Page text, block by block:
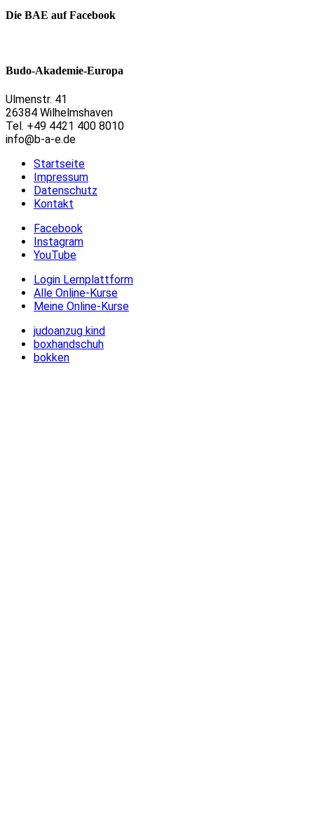
Die BAE auf Facebook
Budo-Akademie-Europa
Ulmenstr. 41
26384 Wilhelmshaven
Tel. +49 4421 400 8010
info@b-a-e.de
Startseite
Impressum
Datenschutz
Kontakt
Facebook
Instagram
YouTube
Login Lernplattform
Alle Online-Kurse
Meine Online-Kurse
judoanzug kind
boxhandschuh
bokken